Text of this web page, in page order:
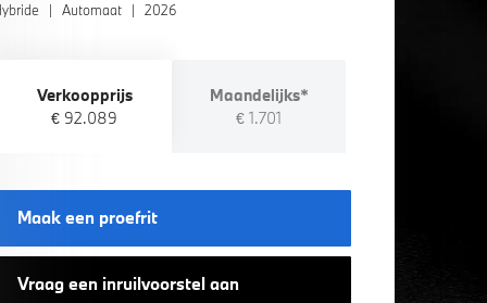
| Automaat | 2026
Verkoopprijs
€ 92.089
Maandelijks*
€ 1.701
Maak een proefrit
Vraag een inruilvoorstel aan